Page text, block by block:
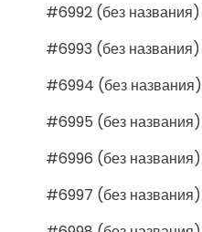
#6992 (без названия)
#6993 (без названия)
#6994 (без названия)
#6995 (без названия)
#6996 (без названия)
#6997 (без названия)